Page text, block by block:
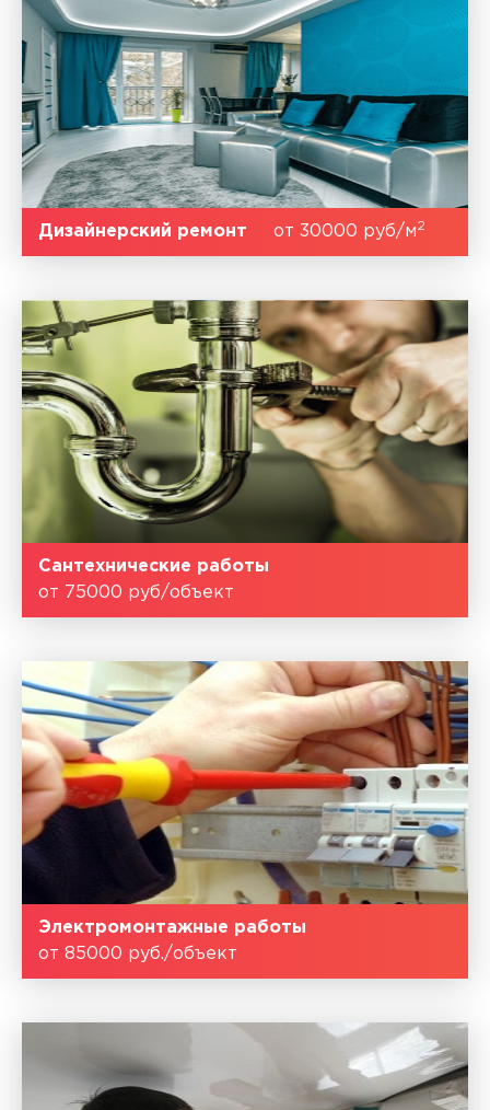
Дизайнерский ремонт от 30000 руб/м2
Сантехнические работы
от 75000 руб/объект
Электромонтажные работы
от 85000 руб./объект